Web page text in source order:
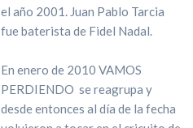
el año 2001. Juan Pablo Tarcia
fue baterista de Fidel Nadal.
En enero de 2010 VAMOS
PERDIENDO se reagrupa y
desde entonces al día de la fecha